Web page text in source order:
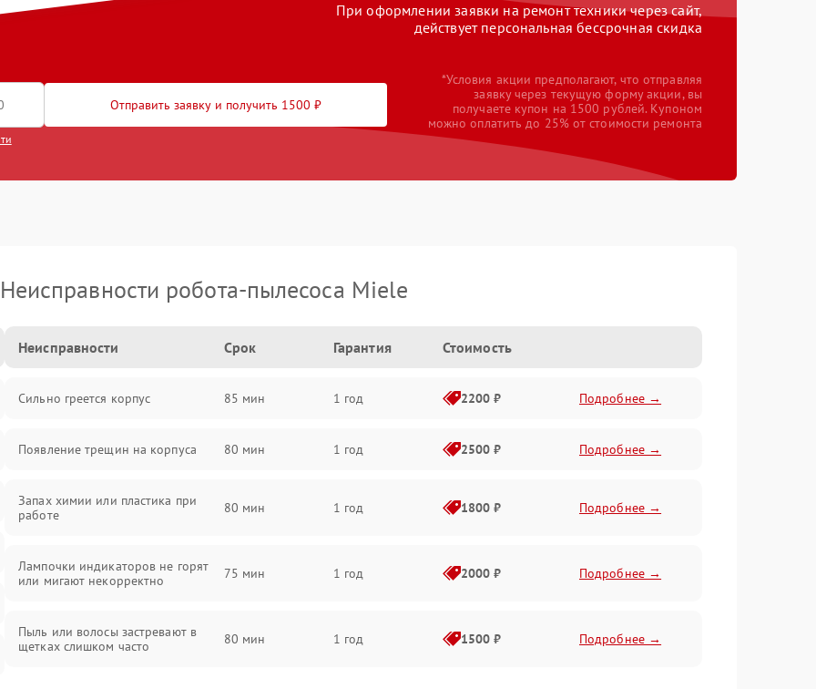
При оформлении заявки на ремонт техники через сайт,
действует персональная бессрочная скидка
Отправить заявку и получить 1500 ₽
*Условия акции предполагают, что отправляя
заявку через текущую форму акции, вы
получаете купон на 1500 рублей. Купоном
можно оплатить до 25% от стоимости ремонта
Неисправности робота-пылесоса Miele
Неисправности Срок Гарантия Стоимость
Сильно греется корпус 85 мин 1 год 2200 ₽ Подробнее →
Появление трещин на корпуса 80 мин 1 год 2500 ₽ Подробнее →
Запах химии или пластика при
работе
80 мин 1 год 1800 ₽ Подробнее →
Лампочки индикаторов не горят
или мигают некорректно
75 мин 1 год 2000 ₽ Подробнее →
Пыль или волосы застревают в
щетках слишком часто
80 мин 1 год 1500 ₽ Подробнее →